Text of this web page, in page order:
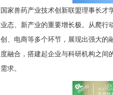
国家兽药产业技术创新联盟理事长
业态、新产业的重要增长极。从爬行
创、电商等多个环节，展现出强大的
度融合，搭建起企业与科研机构之间
需求。